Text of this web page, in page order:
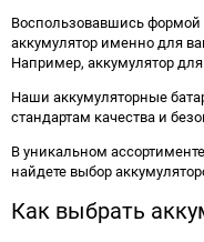
Воспользовавшись
аккумулятор именно для
Например, аккумулятор
Наши аккумуляторные
стандартам качества и
В уникальном
найдете выбор
Как выбрать